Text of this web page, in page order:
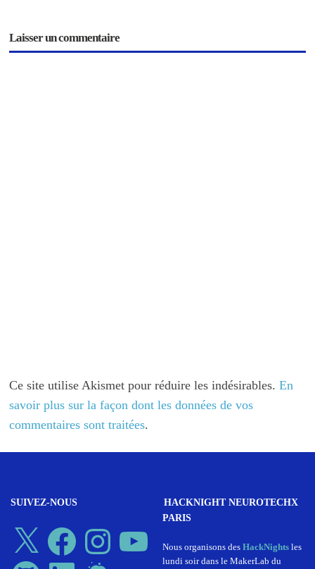
Laisser un commentaire
Ce site utilise Akismet pour réduire les indésirables.En
savoir plus sur la façon dont les données de vos
commentaires sont traitées.
SUIVEZ-NOUS
X Facebook Instagram
GitHub LinkedIn Meetup
HACKNIGHT NEUROTECHX
PARIS
Nous organisons des HackNightsles
lundi soir dans le MakerLab du